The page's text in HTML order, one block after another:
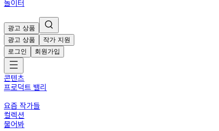
놀이터
광고 상품
광고 상품
작가 지원
로그인
회원가입
콘텐츠
프로덕트 밸리
요즘 작가들
컬렉션
물어봐